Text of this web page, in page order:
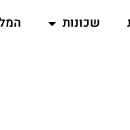
שכונות